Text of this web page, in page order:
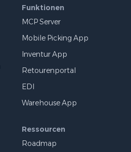
Funktionen
MCP Server
Mobile Picking App
Inventur App
Retourenportal
EDI
Warehouse App
Ressourcen
Roadmap